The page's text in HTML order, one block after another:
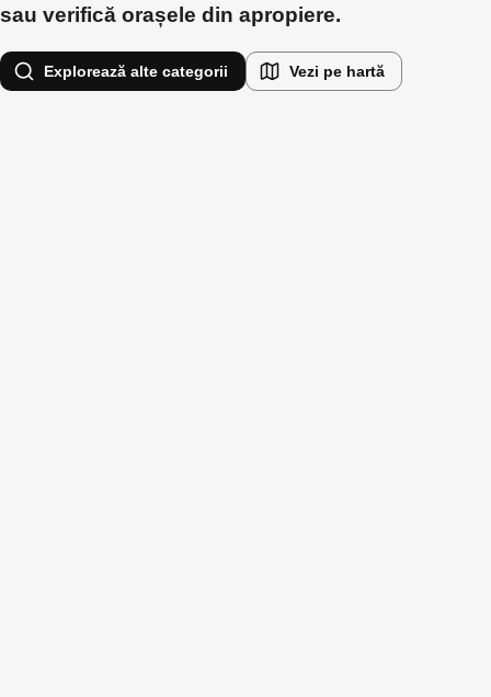
sau verifică orașele din apropiere.
Explorează alte categorii Vezi pe hartă